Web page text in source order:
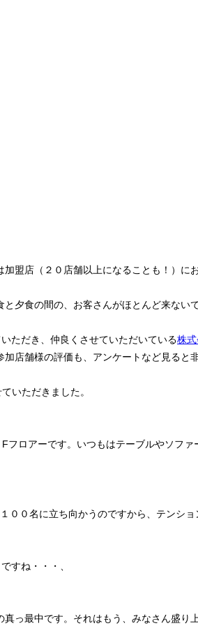
盟店（２０店舗以上になることも！）
夕食の間の、お客さんがほとんど来な
ただき、仲良くさせていただいている株
店舗様の評価も、アンケートなど見ると
いただきました。
Fフロアーです。いつもはテーブルやソフ
０名に立ち向かうのですから、テンショ
すね・・・、
っ最中です。それはもう、みなさん盛